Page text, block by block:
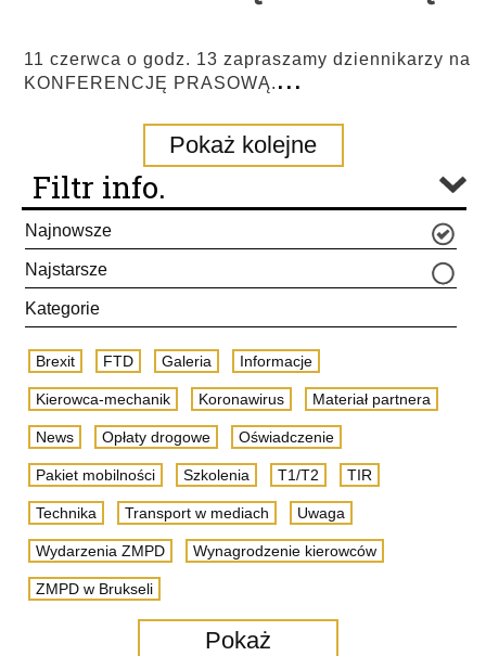
11 czerwca o godz. 13 zapraszamy dziennikarzy na
KONFERENCJĘ PRASOWĄ....
Pokaż kolejne
Filtr info.
Najnowsze
Najstarsze
Kategorie
Brexit FTD Galeria Informacje
Kierowca-mechanik Koronawirus Materiał partnera
News Opłaty drogowe Oświadczenie
Pakiet mobilności Szkolenia T1/T2 TIR
Technika Transport w mediach Uwaga
Wydarzenia ZMPD Wynagrodzenie kierowców
ZMPD w Brukseli
Pokaż